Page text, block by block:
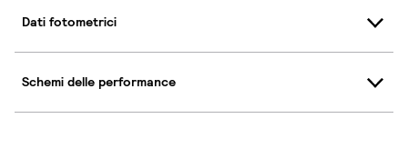
Dati fotometrici
Schemi delle performance